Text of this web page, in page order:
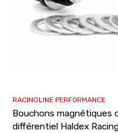
RACINGLINE PERFORMANCE
Bouchons magnétiques
différentiel Haldex